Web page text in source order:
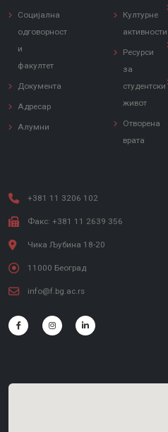
Социјална
одговорност
и
факултет
Документа
Адресар
Алумни
Културне
активности
Ресурси
за
студентски
живот
Отворена
врата
+381 11 3206 102
Факс: +381 11 2639 356
Чика Љубина 18-20
11000 Београд
info@f.bg.ac.rs